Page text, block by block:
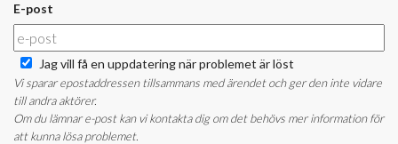
E-post
Jag vill få en uppdatering när problemet är löst
Vi sparar epostaddressen tillsammans med ärendet och ger den inte vidare
till andra aktörer.
Om du lämnar e-post kan vi kontakta dig om det behövs mer information för
att kunna lösa problemet.